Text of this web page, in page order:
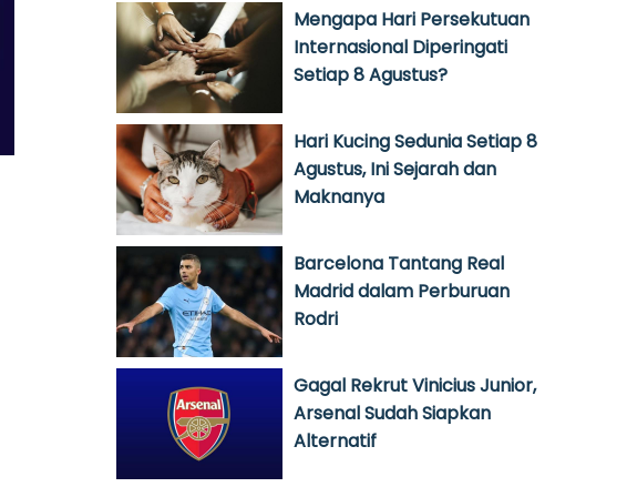
Mengapa Hari Persekutuan
Internasional Diperingati
Setiap 8 Agustus?
Hari Kucing Sedunia Setiap 8
Agustus, Ini Sejarah dan
Maknanya
Barcelona Tantang Real
Madrid dalam Perburuan
Rodri
Gagal Rekrut Vinicius Junior,
Arsenal Sudah Siapkan
Alternatif